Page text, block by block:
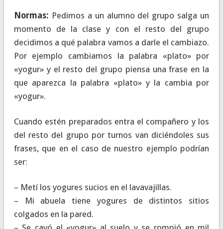
Normas: Pedimos a un alumno del grupo salga un
momento de la clase y con el resto del grupo
decidimos a qué palabra vamos a darle el cambiazo.
Por ejemplo cambiamos la palabra «plato» por
«yogur» y el resto del grupo piensa una frase en la
que aparezca la palabra «plato» y la cambia por
«yogur».
Cuando estén preparados entra el compañero y los
del resto del grupo por turnos van diciéndoles sus
frases, que en el caso de nuestro ejemplo podrían
ser:
– Metí los yogures sucios en el lavavajillas.
– Mi abuela tiene yogures de distintos sitios
colgados en la pared.